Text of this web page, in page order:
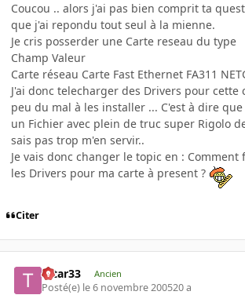
Coucou .. alors j'ai pas bien comprit ta
que j'ai repondu tout seul à la mienne.
Je cris posserder une Carte reseau du type
Champ Valeur
Carte réseau Carte Fast Ethernet FA311
J'ai donc telecharger des Drivers pour cette
peu du mal à les installer ... C'est à dire
un Fichier avec plein de truc super Rigolo
sais pas trop m'en servir..
Je vais donc changer le topic en :
les Drivers pour ma carte à present ?
Citer
tatar33 Ancien
Posté(e) le 6 novembre 200520 a